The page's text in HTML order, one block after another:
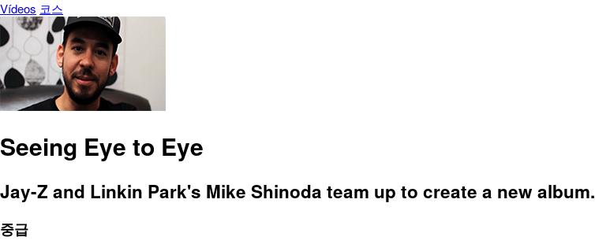
Vídeos 코스
Seeing Eye to Eye
Jay-Z and Linkin Park's Mike Shinoda team up to create a new album.
중급